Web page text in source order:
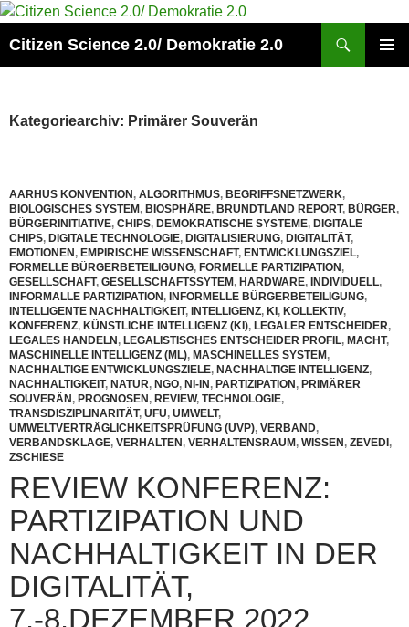
Zum
springen
Citizen Science 2.0/ Demokratie 2.0
Kategoriearchiv: Primärer Souverän
AARHUS KONVENTION, ALGORITHMUS, BEGRIFFSNETZWERK,
BIOLOGISCHES SYSTEM, BIOSPHÄRE, BRUNDTLAND REPORT, BÜRGER,
BÜRGERINITIATIVE, CHIPS, DEMOKRATISCHE SYSTEME, DIGITALE
CHIPS, DIGITALE TECHNOLOGIE, DIGITALISIERUNG, DIGITALITÄT,
EMOTIONEN, EMPIRISCHE WISSENSCHAFT, ENTWICKLUNGSZIEL,
FORMELLE BÜRGERBETEILIGUNG, FORMELLE PARTIZIPATION,
GESELLSCHAFT, GESELLSCHAFTSSYTEM, HARDWARE, INDIVIDUELL,
INFORMALLE PARTIZIPATION, INFORMELLE BÜRGERBETEILIGUNG,
INTELLIGENTE NACHHALTIGKEIT, INTELLIGENZ, KI, KOLLEKTIV,
KONFERENZ, KÜNSTLICHE INTELLIGENZ (KI), LEGALER ENTSCHEIDER,
LEGALES HANDELN, LEGALISTISCHES ENTSCHEIDER PROFIL, MACHT,
MASCHINELLE INTELLIGENZ (ML), MASCHINELLES SYSTEM,
NACHHALTIGE ENTWICKLUNGSZIELE, NACHHALTIGE INTELLIGENZ,
NACHHALTIGKEIT, NATUR, NGO, NI-IN, PARTIZIPATION, PRIMÄRER
SOUVERÄN, PROGNOSEN, REVIEW, TECHNOLOGIE,
TRANSDISZIPLINARITÄT, UFU, UMWELT,
UMWELTVERTRÄGLICHKEITSPRÜFUNG (UVP), VERBAND,
VERBANDSKLAGE, VERHALTEN, VERHALTENSRAUM, WISSEN, ZEVEDI,
ZSCHIESE
REVIEW KONFERENZ:
PARTIZIPATION UND
NACHHALTIGKEIT IN DER
DIGITALITÄT,
7.-8.DEZEMBER 2022